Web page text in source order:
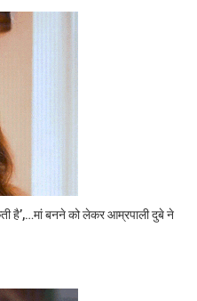
है’,…मां बनने को लेकर आम्रपाली दुबे ने